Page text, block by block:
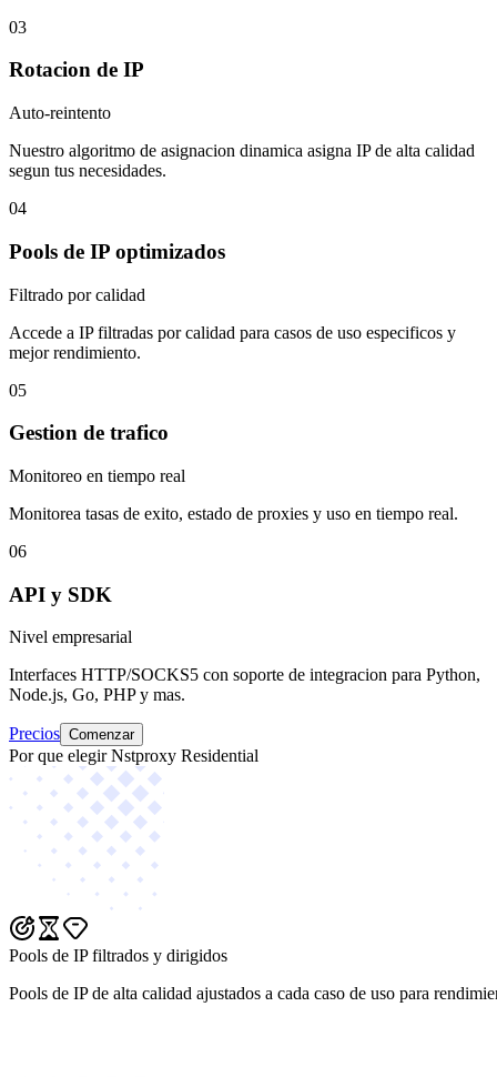
03
Rotacion de IP
Auto-reintento
Nuestro algoritmo de asignacion dinamica asigna IP de alta calidad
segun tus necesidades.
04
Pools de IP optimizados
Filtrado por calidad
Accede a IP filtradas por calidad para casos de uso especificos y
mejor rendimiento.
05
Gestion de trafico
Monitoreo en tiempo real
Monitorea tasas de exito, estado de proxies y uso en tiempo real.
06
API y SDK
Nivel empresarial
Interfaces HTTP/SOCKS5 con soporte de integracion para Python,
Node.js, Go, PHP y mas.
Precios Comenzar
Por que elegir Nstproxy Residential
Pools de IP filtrados y dirigidos
Pools de IP de alta calidad ajustados a cada caso de uso para